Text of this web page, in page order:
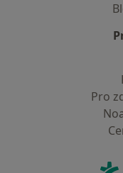
Pro